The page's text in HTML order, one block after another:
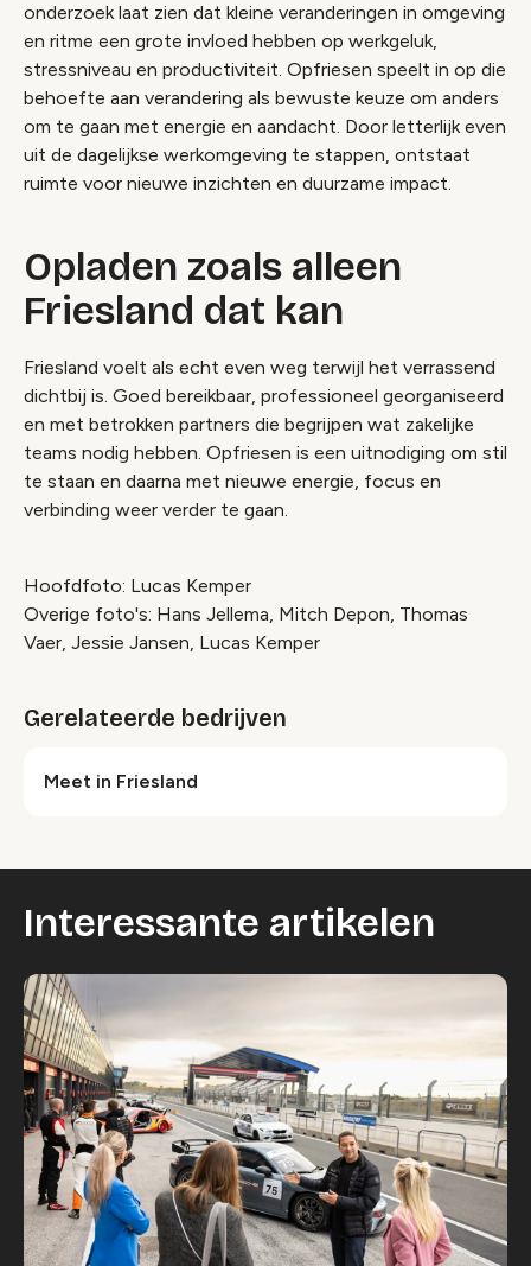
onderzoek laat zien dat kleine veranderingen in omgeving
en ritme een grote invloed hebben op werkgeluk,
stressniveau en productiviteit. Opfriesen speelt in op die
behoefte aan verandering als bewuste keuze om anders
om te gaan met energie en aandacht. Door letterlijk even
uit de dagelijkse werkomgeving te stappen, ontstaat
ruimte voor nieuwe inzichten en duurzame impact.
Opladen zoals alleen
Friesland dat kan
Friesland voelt als echt even weg terwijl het verrassend
dichtbij is. Goed bereikbaar, professioneel georganiseerd
en met betrokken partners die begrijpen wat zakelijke
teams nodig hebben. Opfriesen is een uitnodiging om stil
te staan en daarna met nieuwe energie, focus en
verbinding weer verder te gaan.
Hoofdfoto: Lucas Kemper
Overige foto's: Hans Jellema, Mitch Depon, Thomas
Vaer, Jessie Jansen, Lucas Kemper
Gerelateerde bedrijven
Meet in Friesland
Interessante artikelen